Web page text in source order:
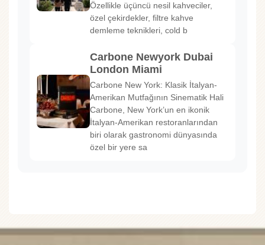
Özellikle üçüncü nesil kahveciler,
özel çekirdekler, filtre kahve
demleme teknikleri, cold b
Carbone Newyork Dubai
London Miami
Carbone New York: Klasik İtalyan-
Amerikan Mutfağının Sinematik Hali
Carbone, New York’un en ikonik
İtalyan-Amerikan restoranlarından
biri olarak gastronomi dünyasında
özel bir yere sa